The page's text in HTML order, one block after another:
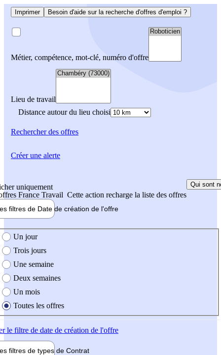
Imprimer Besoin d'aide sur la recherche d'offres d'emploi ?
Métier, compétence, mot-clé, numéro d'offre
Lieu de travail
Distance autour du lieu choisi
Rechercherdes offres
uniquement
France Travail Cette action recharge la liste des offres
Qui sont
filtres de Date de création de l'offre
création de l'offre
Un jour
Trois jours
Une semaine
Deux semaines
Un mois
Toutes les offres
le filtre de date de création de l'offre
filtres de types de Contrat
Créer une alerte